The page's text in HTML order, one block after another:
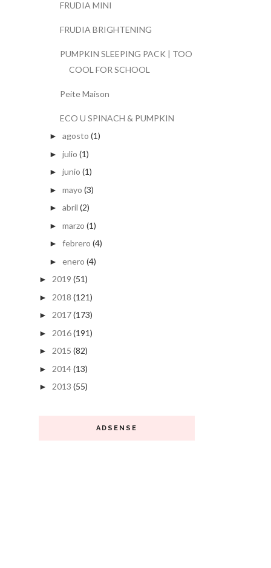
FRUDIA MINI
FRUDIA BRIGHTENING
PUMPKIN SLEEPING PACK | TOO
COOL FOR SCHOOL
Peite Maison
ECO U SPINACH & PUMPKIN
► agosto (1)
► julio (1)
► junio (1)
► mayo (3)
► abril (2)
► marzo (1)
► febrero (4)
► enero (4)
► 2019 (51)
► 2018 (121)
► 2017(173)
► 2016(191)
► 2015 (82)
► 2014(13)
► 2013 (55)
ADSENSE